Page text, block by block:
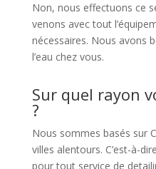
Non, nous effectuons ce
venons avec tout
nécessaires. Nous avons
l’eau chez vous.
Sur quel rayon
?
Nous sommes basés sur
villes alentours. C’est-à-
pour tout service de